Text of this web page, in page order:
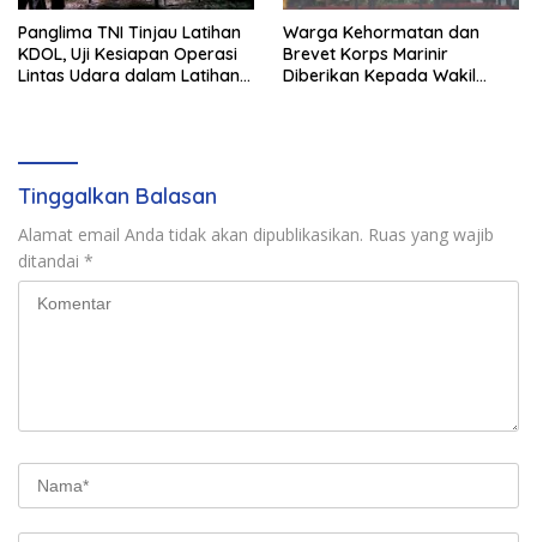
Panglima TNI Tinjau Latihan
KDOL, Uji Kesiapan Operasi
Lintas Udara dalam Latihan
Warga Kehormatan dan
Brevet Korps Marinir
Diberikan Kepada Wakil
Tinggalkan Balasan
Alamat email Anda tidak akan dipublikasikan. Ruas yang wajib
ditandai *